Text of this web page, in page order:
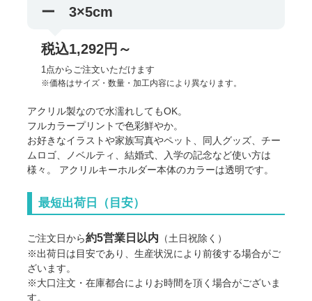
ー 3×5cm
税込1,292円～
1点からご注文いただけます
※価格はサイズ・数量・加工内容により異なります。
アクリル製なので水濡れしてもOK。
フルカラープリントで色彩鮮やか。
お好きなイラストや家族写真やペット、同人グッズ、チー
ムロゴ、ノベルティ、結婚式、入学の記念など使い方は
様々。 アクリルキーホルダー本体のカラーは透明です。
最短出荷日（目安）
ご注文日から約5営業日以内 （土日祝除く）
※出荷日は目安であり、生産状況により前後する場合がご
ざいます。
※大口注文・在庫都合によりお時間を頂く場合がございま
す。